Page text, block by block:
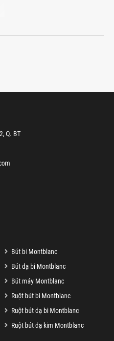
Q. BT
Bút bi Montblanc
Bút dạ bi Montblanc
Bút máy Montblanc
Ruột bút bi Montblanc
Ruột bút dạ bi Montblanc
Ruột bút dạ kim Montblanc